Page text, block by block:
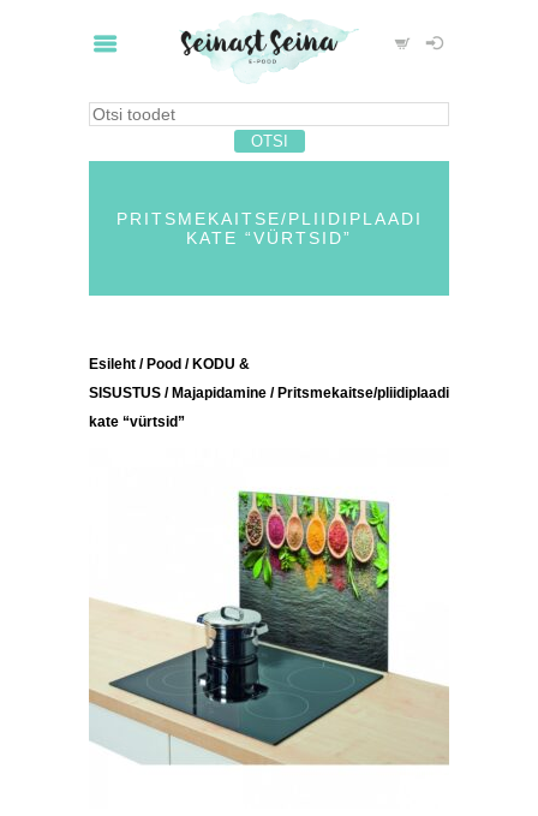
PRITSMEKAITSE/PLIIDIPLAADI
KATE “VÜRTSID”
Esileht / Pood / KODU &
SISUSTUS / Majapidamine / Pritsmekaitse/pliidiplaadi
kate “vürtsid”